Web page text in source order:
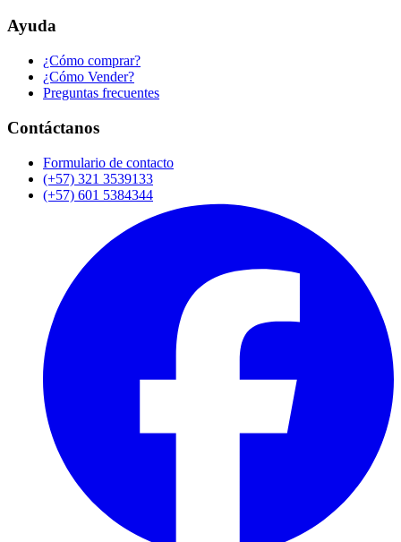
Ayuda
¿Cómo comprar?
¿Cómo Vender?
Preguntas frecuentes
Contáctanos
Formulario de contacto
(+57) 321 3539133
(+57) 601 5384344